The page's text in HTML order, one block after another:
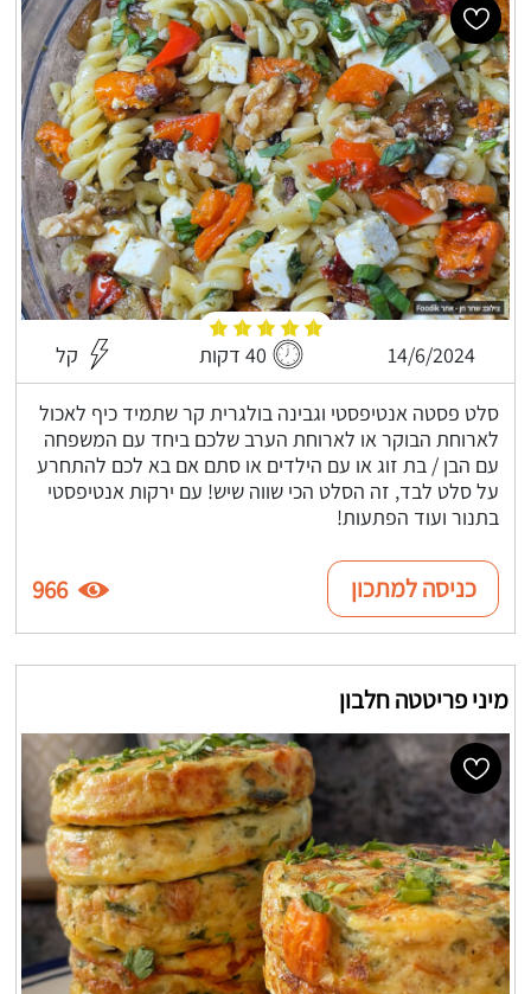
14/6/2024 40 דקות קל
סלט פסטה אנטיפסטי וגבינה בולגרית קר שתמיד כיף לאכול
לארוחת הבוקר או לארוחת הערב שלכם ביחד עם המשפחה
עם הבן / בת זוג או עם הילדים או סתם אם בא לכם להתחרע
על סלט לבד, זה הסלט הכי שווה שיש! עם ירקות אנטיפסטי
בתנור ועוד הפתעות!
כניסה למתכון 966
מיני פריטטה חלבון